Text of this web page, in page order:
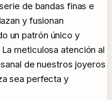
de bandas finas e
y fusionan
un patrón único y
meticulosa atención al
de nuestros joyeros
sea perfecta y